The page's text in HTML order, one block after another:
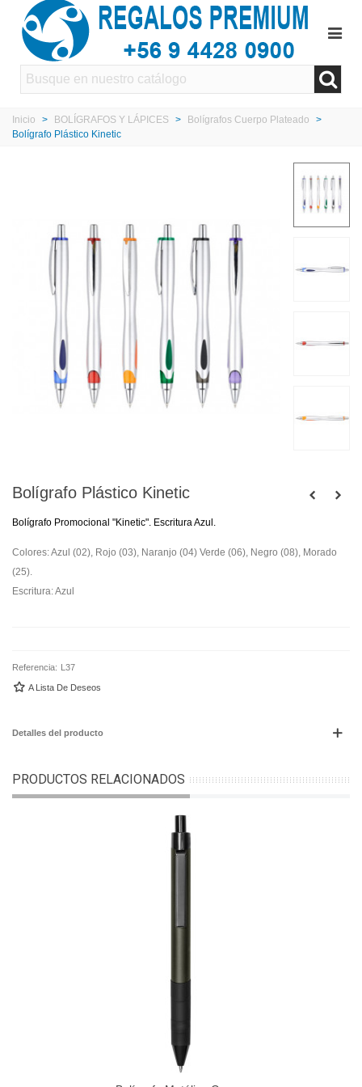
Inicio > BOLÍGRAFOS Y LÁPICES > Bolígrafos Cuerpo Plateado
>
Bolígrafo Plástico Kinetic
Bolígrafo Plástico Kinetic
Bolígrafo Promocional "Kinetic". Escritura Azul.
Colores: Azul (02), Rojo (03), Naranjo (04) Verde (06), Negro (08), Morado
(25).
Escritura: Azul
Referencia: L37
A Lista De Deseos
Detalles del producto
PRODUCTOS RELACIONADOS